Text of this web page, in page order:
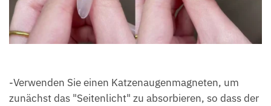
-Verwenden Sie einen Katzenaugenmagneten, um
zunächst das "Seitenlicht" zu absorbieren, so dass der